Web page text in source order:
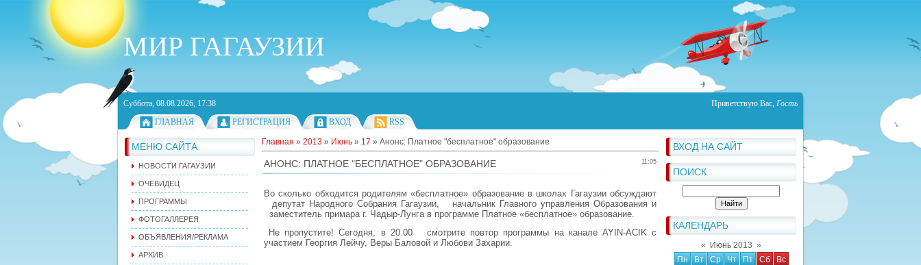
МИР ГАГАУЗИИ
Суббота, 08.08.2026, 17:38 Приветствую Вас, Гость
ГЛАВНАЯ
РЕГИСТРАЦИЯ ВХОД RSS
МЕНЮ САЙТА
НОВОСТИ ГАГАУЗИИ
ОЧЕВИДЕЦ
ПРОГРАММЫ
ФОТОГАЛЛЕРЕЯ
ОБЪЯВЛЕНИЯ/РЕКЛАМА
АРХИВ
ВХОД НА САЙТ
ПОИСК
КАЛЕНДАРЬ
« Июнь 2013 »
Пн
Вт Ср Чт Пт Сб
Вс
Главная » 2013 » Июнь » 17 » Анонс: Платное "бесплатное" образование
11:05
АНОНС: ПЛАТНОЕ "БЕСПЛАТНОЕ" ОБРАЗОВАНИЕ
Во сколько обходится родителям «бесплатное» образование в школах Гагаузии обсуждают
депутат Народного Собрания Гагаузии, начальник Главного управления Образования и
заместитель примара г. Чадыр-Лунга в программе Платное «бесплатное» образование.
Не пропустите! Сегодня, в 20.00 смотрите повтор программы на канале AYIN-ACIKс
участием Георгия Лейчу, Веры Баловой и Любови Захарии.